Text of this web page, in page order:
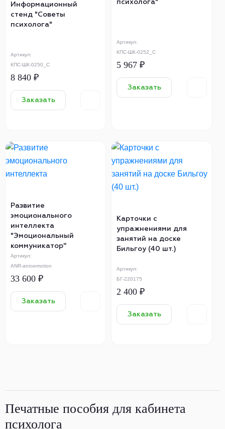
Артикул:
КПС-ШК-0250_С
Информационный
стенд "Советы
психолога"
8 840 ₽
Заказать
Артикул:
КПС-ШК-0252_С
психолога"
5 967 ₽
Заказать
Артикул:
ANR-anroemotion
Развитие
эмоционального
интеллекта
"Эмоциональный
коммуникатор''
33 600 ₽
Заказать
Артикул:
БГ-220175
Карточки с
упражнениями для
занятий на доске
Бильгоу (40 шт.)
2 400 ₽
Заказать
Печатные пособия для кабинета
психолога